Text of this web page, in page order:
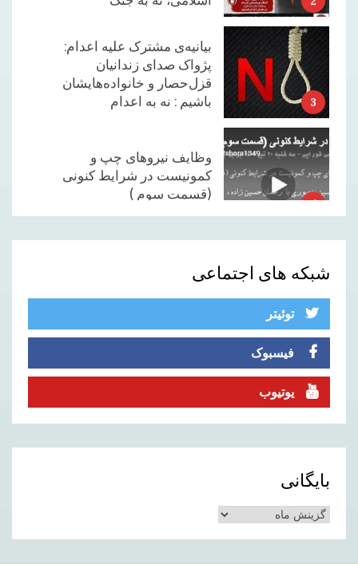
3
پژواک صدای زندانیان
قزل‌حصار و خانواده‌هایشان
باشیم : نه به اعدام
کمونیست در شرایط کنونی
(قسمت سوم )
5
شبکه های اجتماعی
توئیتر
فیسبوک
یوتیوب
بایگانی
بایگانی